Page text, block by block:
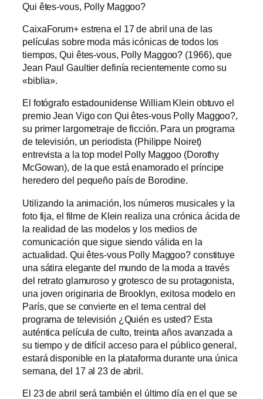
Qui êtes-vous, Polly Maggoo?
CaixaForum+ estrena el 17 de abril una de las
películas sobre moda más icónicas de todos los
tiempos, Qui êtes-vous, Polly Maggoo? (1966), que
Jean Paul Gaultier definía recientemente como su
«biblia».
El fotógrafo estadounidense William Klein obtuvo el
premio Jean Vigo con Qui êtes-vous Polly Maggoo?,
su primer largometraje de ficción. Para un programa
de televisión, un periodista (Philippe Noiret)
entrevista a la top model Polly Maggoo (Dorothy
McGowan), de la que está enamorado el príncipe
heredero del pequeño país de Borodine.
Utilizando la animación, los números musicales y la
foto fija, el filme de Klein realiza una crónica ácida de
la realidad de las modelos y los medios de
comunicación que sigue siendo válida en la
actualidad. Qui êtes-vous Polly Maggoo? constituye
una sátira elegante del mundo de la moda a través
del retrato glamuroso y grotesco de su protagonista,
una joven originaria de Brooklyn, exitosa modelo en
París, que se convierte en el tema central del
programa de televisión ¿Quién es usted? Esta
auténtica película de culto, treinta años avanzada a
su tiempo y de difícil acceso para el público general,
estará disponible en la plataforma durante una única
semana, del 17 al 23 de abril.
El 23 de abril será también el último día en el que se